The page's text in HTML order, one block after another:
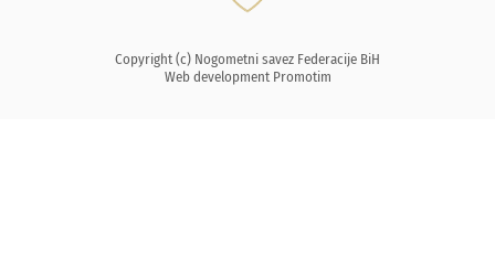
Copyright (c) Nogometni savez Federacije BiH
Web development Promotim